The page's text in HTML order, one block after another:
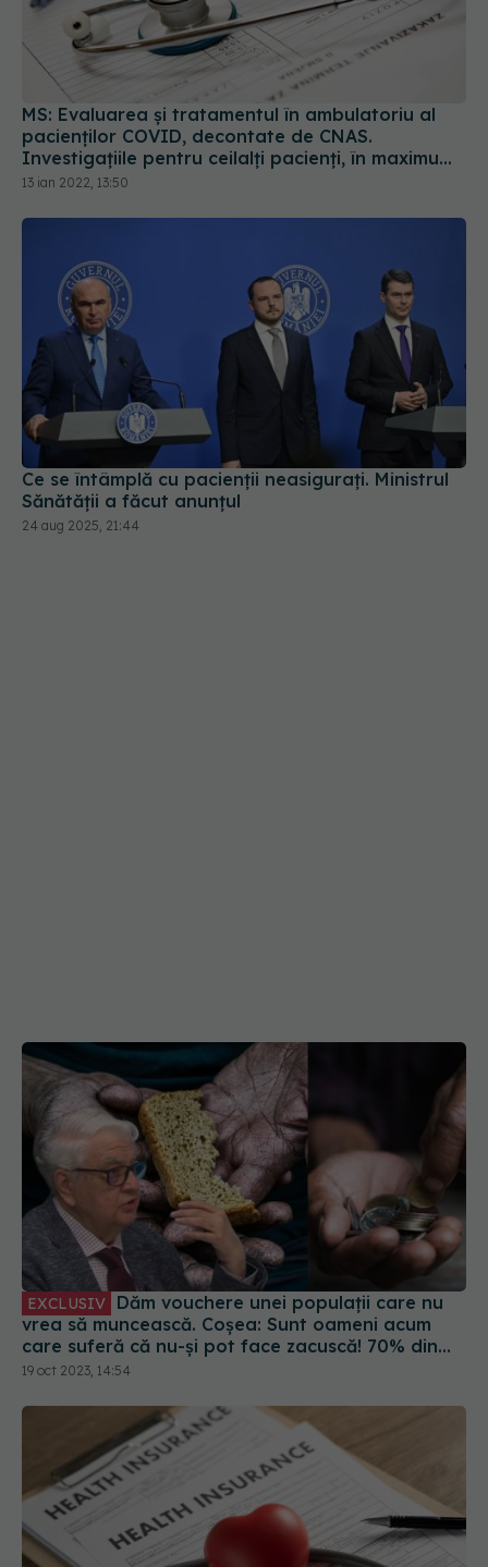
MS: Evaluarea și tratamentul în ambulatoriu al
pacienților COVID, decontate de CNAS.
Investigațiile pentru ceilalți pacienți, în maximum
5 zile
13 ian 2022, 13:50
Ce se întâmplă cu pacienții neasigurați. Ministrul
Sănătății a făcut anunțul
24 aug 2025, 21:44
EXCLUSIV
vrea să muncească. Coșea: Sunt oameni acum
care suferă că nu-și pot face zacuscă! 70% din
populația României este în pericol de sărăcie
19 oct 2023, 14:54